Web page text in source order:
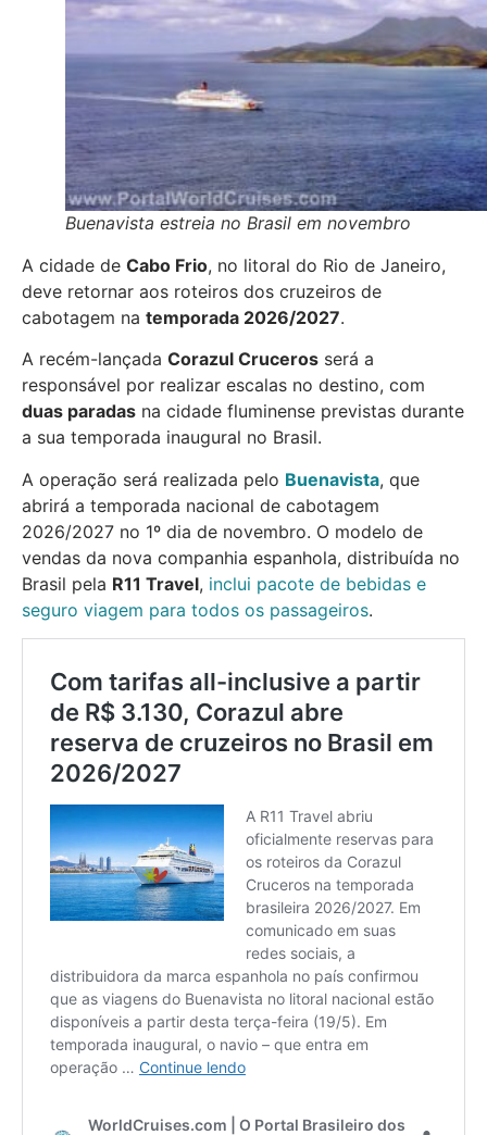
Buenavista estreia no Brasil em novembro
A cidade de Cabo Frio, no litoral do Rio de Janeiro,
deve retornar aos roteiros dos cruzeiros de
cabotagem na temporada 2026/2027.
A recém-lançada Corazul Cruceros será a
responsável por realizar escalas no destino, com
duas paradas na cidade fluminense previstas durante
a sua temporada inaugural no Brasil.
A operação será realizada pelo Buenavista, que
abrirá a temporada nacional de cabotagem
2026/2027 no 1º dia de novembro. O modelo de
vendas da nova companhia espanhola, distribuída no
Brasil pela R11 Travel, inclui pacote de bebidas e
seguro viagem para todos os passageiros.